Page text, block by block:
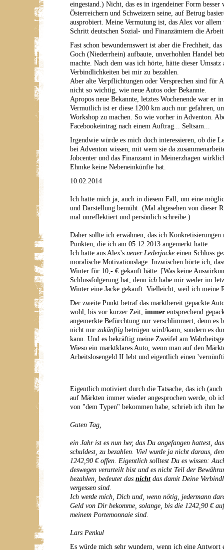
eingestand.) Nicht, das es in irgendeiner Form besser
Österreichern und Schweizern seine, auf Betrug
ausprobiert. Meine Vermutung ist, das Alex vor allem
Schritt deutschen Sozial- und Finanzämtern die
Fast schon bewundernswert ist aber die Frechheit,
Goch (Niederrhein) aufbaute, unverhohlen Handel
machte. Nach dem was ich hörte, hätte dieser
Verbindlichkeiten bei mir zu bezahlen.
Aber alte Verpflichtungen oder Versprechen sind für
nicht so wichtig, wie neue Autos oder Bekannte.
Apropos neue Bekannte, letztes Wochenende war er
Vermutlich ist er diese 1200 km auch nur gefahren,
Workshop zu machen. So wie vorher in Adventon.
Facebookeintrag nach einem Auftrag... Seltsam...
Irgendwie würde es mich doch interessieren, ob die
bei Adventon wissen, mit wem sie da
Jobcenter und das Finanzamt in Meinerzhagen
Ehmke keine Nebeneinkünfte hat.
10.02.2014
Ich hatte mich ja, auch in diesem Fall, um eine
und Darstellung bemüht. (Mal abgesehen von dieser
mal unreflektiert und persönlich schreibe.)
Daher sollte ich erwähnen, das ich Konkretisierungen
Punkten, die ich am 05.12.2013 angemerkt hatte.
Ich hatte aus Alex's neuer Lederjacke einen Schluss
moralische Motivationslage. Inzwischen hörte ich,
Winter für 10,- € gekauft hätte. [Was keine
Schlussfolgerung hat, denn ich habe mir weder im
Winter eine Jacke gekauft. Vielleicht, weil ich meine
Der zweite Punkt betraf das marktbereit gepackte
wohl, bis vor kurzer Zeit, immer entsprechend
angemerkte Befürchtung nur verschlimmert, denn es
nicht nur zukünftig betrügen wird/kann, sondern es
kann. Und es bekräftig meine Zweifel am
Wieso ein marktklares Auto, wenn man auf den
Arbeitslosengeld II lebt und eigentlich einen
Eigentlich motiviert durch die Tatsache, das ich
auf Märkten immer wieder angesprochen werde, ob
von "dem Typen" bekommen habe, schrieb ich ihm
Guten Tag,
ein Jahr ist es nun her, das Du angefangen hattest,
schuldest, zu bezahlen. Viel wurde ja nicht daraus,
1242,90 € offen. Eigentlich solltest Du es wissen:
deswegen verurteilt bist und es nicht Teil der
bezahlen, bedeutet das nichtdas damit Deine
vergessen sind.
Ich werde mich, Dich und, wenn nötig, jedermann
Geld von Dir bekomme, solange, bis die 1242,90 €
meinem Portemonnaie sind.
Lars Penkul
Es würde mich sehr wundern, wenn ich eine Antwort